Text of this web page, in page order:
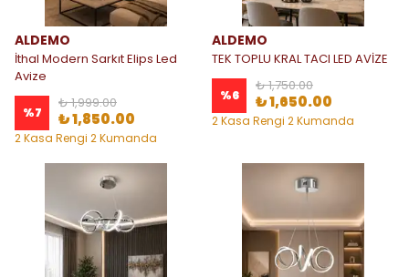
ALDEMO
İthal Modern Sarkıt Elips Led
Avize
%7
₺ 1,999.00
₺ 1,850.00
2 Kasa Rengi 2 Kumanda
ALDEMO
TEK TOPLU KRAL TACI LED AVİZE
%6
₺ 1,750.00
₺ 1,650.00
2 Kasa Rengi 2 Kumanda